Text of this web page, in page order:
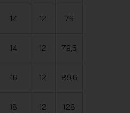
14 12 76
14 12 79,5
16 12 89,6
18 12 128